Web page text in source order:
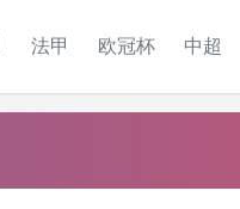
法甲 欧冠杯 中超